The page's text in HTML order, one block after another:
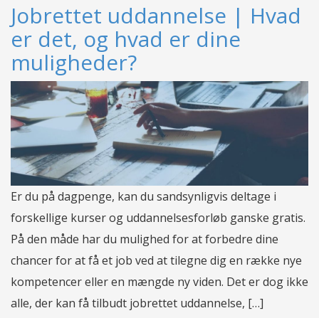
Jobrettet uddannelse | Hvad
er det, og hvad er dine
muligheder?
Er du på dagpenge, kan du sandsynligvis deltage i
forskellige kurser og uddannelsesforløb ganske gratis.
På den måde har du mulighed for at forbedre dine
chancer for at få et job ved at tilegne dig en række nye
kompetencer eller en mængde ny viden. Det er dog ikke
alle, der kan få tilbudt jobrettet uddannelse, […]